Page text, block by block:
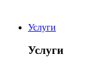
Услуги
Услуги